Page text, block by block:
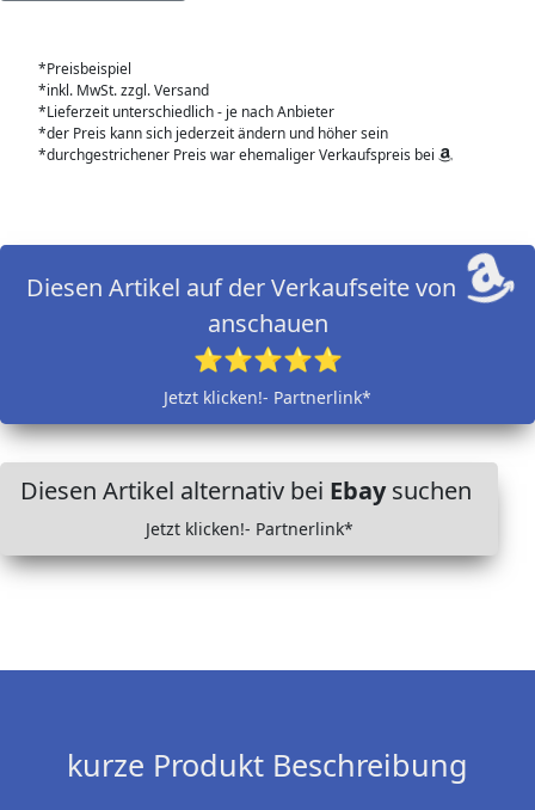
*Preisbeispiel
*inkl. MwSt. zzgl. Versand
*Lieferzeit unterschiedlich - je nach Anbieter
*der Preis kann sich jederzeit ändern und höher sein
*durchgestrichener Preis war ehemaliger Verkaufspreis bei
Diesen Artikel auf der Verkaufseite von
anschauen
⭐⭐⭐⭐⭐
Jetzt klicken!- Partnerlink*
Diesen Artikel alternativ bei Ebaysuchen
Jetzt klicken!- Partnerlink*
kurze Produkt Beschreibung